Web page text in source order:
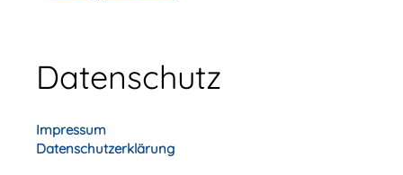
Datenschutz
Impressum
Datenschutzerklärung